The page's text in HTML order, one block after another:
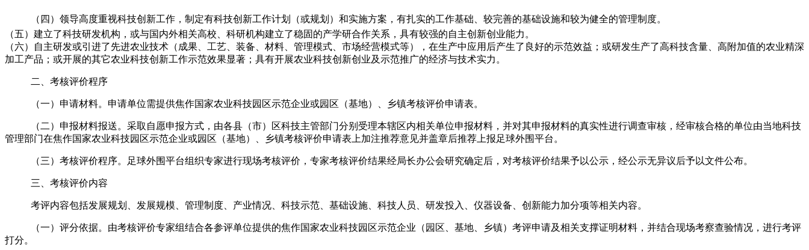
（四）领导高度重视科技创新工作，制定有科技创新工作计划（或规划）和实施方案，有扎实的工作基础、较完善的基础设施和较为健全的管理制度。
（五）建立了科技研发机构，或与国内外相关高校、科研机构建立了稳固的产学研合作关系，具有较强的自主创新创业能力。
（六）自主研发或引进了先进农业技术（成果、工艺、装备、材料、管理模式、市场经营模式等），在生产中应用后产生了良好的示范效益；或研发生产了高科技含量、高附加值的农业精深
加工产品；或开展的其它农业科技创新工作示范效果显著；具有开展农业科技创新创业及示范推广的经济与技术实力。
二、考核评价程序
（一）申请材料。申请单位需提供焦作国家农业科技园区示范企业或园区（基地）、乡镇考核评价申请表。
（二）申报材料报送。采取自愿申报方式，由各县（市）区科技主管部门分别受理本辖区内相关单位申报材料，并对其申报材料的真实性进行调查审核， 经审核合格的单位由当地科技
管理部门在焦作国家农业科技园区示范企业或园区（基地）、乡镇考核评价申请表上加注推荐意见并盖章后推荐 上报足球外围平台。
（三）考核评价程序。 足球外围平台组织专家进行现场考核评价，专家考核评价结果经局长办公会研究确定后，对考核评价结果予以公示，经公示无异议后予以文件公布。
三、考核评价内容
考评内容包括发展规划、发展规模、管理制度、产业情况、科技示范、基础设施、科技人员、研发投入、仪器设备、创新能力加分项等相关内容。
（一）评分依据。 由考核评价专家组结合各参评单位提供的焦作国家农业科技园区示范企业（园区、基地、乡镇）考评申请及相关支撑证明材料，并结合现场考察查验情况，进行考评
打分。